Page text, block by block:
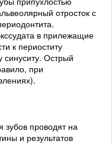
отросток с
в прилежащие
к периоститу
синуситу. Острый
при
зубов проводят на
и результатов